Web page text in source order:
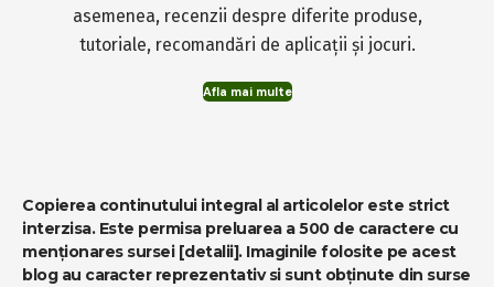
asemenea, recenzii despre diferite produse,
tutoriale, recomandări de aplicații și jocuri.
Afla mai multe
Copierea continutului integral al articolelor este strict
interzisa. Este permisa preluarea a 500 de caractere cu
menționares sursei [detalii]. Imaginile folosite pe acest
blog au caracter reprezentativ si sunt obținute din surse